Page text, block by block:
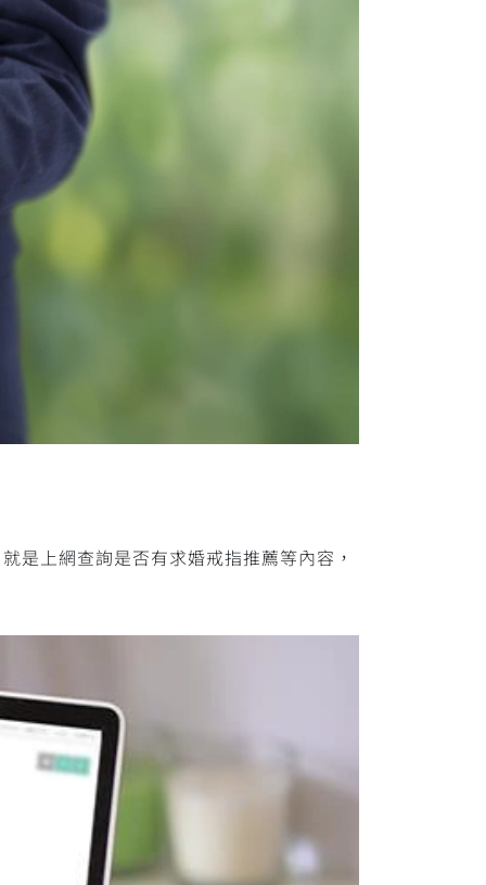
是上網查詢是否有求婚戒指推薦等內容，